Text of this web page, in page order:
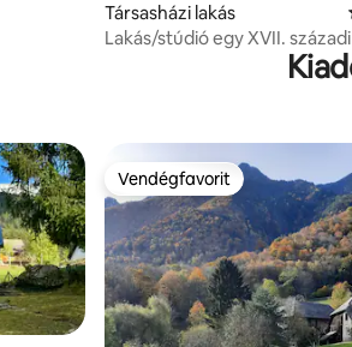
Társasházi lakás
Lakás/stúdió egy XVII.
Vendégfavorit
Vendégfavorit